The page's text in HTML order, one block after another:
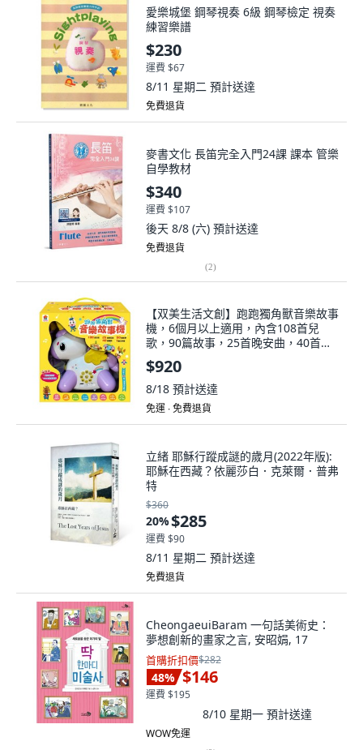
愛樂城堡 鋼琴視奏 6級 鋼琴檢定 視奏
練習樂譜
$230
運費 $67
8/11 星期二 預計送達
免費退貨
麥書文化 長笛完全入門24課 課本 管樂
自學教材
$340
運費 $107
後天 8/8 (六) 預計送達
免費退貨
(2)
【双美生活文創】跑跑獨角獸音樂故事
機，6個月以上適用，內含108首兒
歌，90篇故事，25首晚安曲，40首唐
詩，1首三字經, 跑跑獨角獸音樂故事
機
$920
8/18 預計送達
免運 ∙ 免費退貨
立緒 耶穌行蹤成謎的歲月(2022年版):
耶穌在西藏？依麗莎白．克萊爾．普弗
特
$360
20%$285
運費 $90
8/11 星期二 預計送達
免費退貨
CheongaeuiBaram 一句話美術史：
夢想創新的畫家之言, 安昭娟, 17
首購折扣價$282
48% $146
運費 $195
8/10 星期一 預計送達
WOW免運